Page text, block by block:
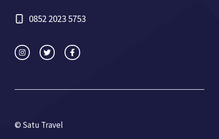
0852 2023 5753
© Satu Travel